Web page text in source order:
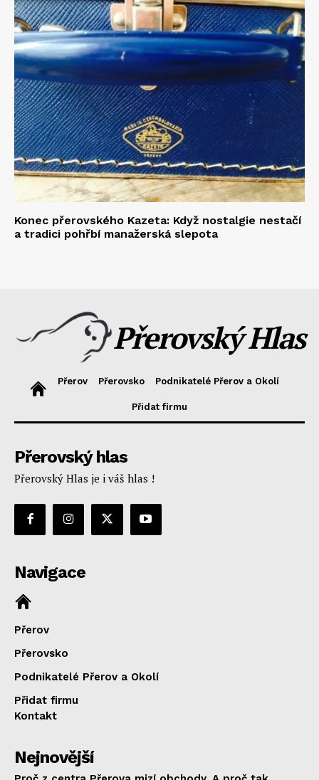
Konec přerovského Kazeta: Když nostalgie nestačí
a tradici pohřbí manažerská slepota
Přerovský Hlas
Přerov Přerovsko Podnikatelé Přerov a Okolí
Přidat firmu
Přerovský hlas
Přerovský Hlas je i váš hlas !
Navigace
Přerov
Přerovsko
Podnikatelé Přerov a Okolí
Přidat firmu
Kontakt
Nejnovější